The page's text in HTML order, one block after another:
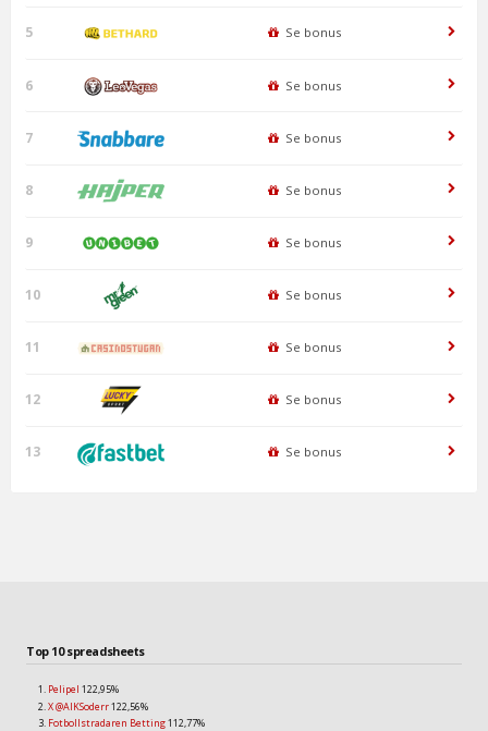
5 Se bonus
6 Se bonus
7 Se bonus
8 Se bonus
9 Se bonus
10 Se bonus
11 Se bonus
12 Se bonus
13 Se bonus
Top 10 spreadsheets
Pelipel 122,95%
X @AIKSoderr122,56%
Fotbollstradaren Betting112,77%